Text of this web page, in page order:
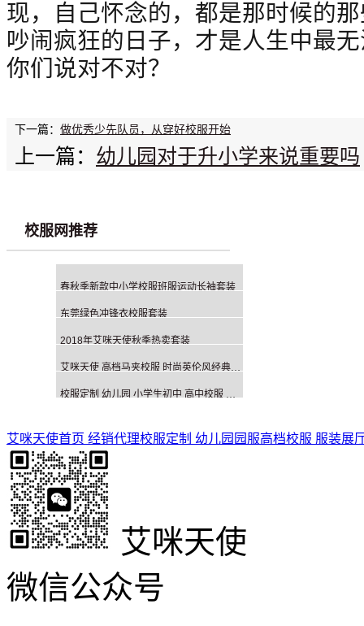
现，自己怀念的，都是那时候的
吵闹疯狂的日子， 才是人生中最
你们说对不对？
下一篇： 做优秀少先队员，从穿好校服开始
上一篇： 幼儿园对于升小学来说重要吗
校服网推荐
春秋季新款中小学校服班服运动长袖套装
东莞绿色冲锋衣校服套装
2018年艾咪天使秋季热卖套装
艾咪天使 高档马夹校服 时尚英伦风经典校服
校服定制 幼儿园 小学生初中 高中校服 经典英伦风校服
艾咪天使首页 经销代理校服定制 幼儿园园服高档校服 服装展
艾咪天使
微信公众号